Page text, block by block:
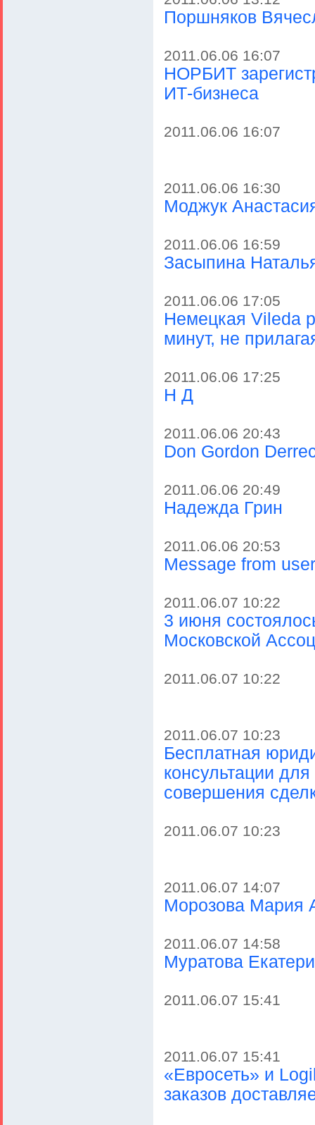
Поршняков
2011.06.06 16:07
НОРБИТ
ИТ-бизнеса
2011.06.06 16:07
2011.06.06 16:30
Моджук
2011.06.06 16:59
Засыпина
2011.06.06 17:05
Немецкая Vileda
минут, не
2011.06.06 17:25
Н Д
2011.06.06 20:43
Don Gordon
2011.06.06 20:49
Надежда Грин
2011.06.06 20:53
Message from
2011.06.07 10:22
3 июня
Московской
2011.06.07 10:22
2011.06.07 10:23
Бесплатная
консультации
совершения
2011.06.07 10:23
2011.06.07 14:07
Морозова Мария
2011.06.07 14:58
Муратова
2011.06.07 15:41
2011.06.07 15:41
«Евросеть» и
заказов